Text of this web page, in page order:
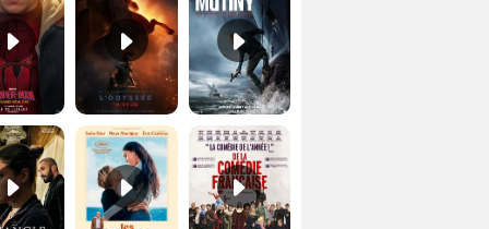
Les Matins merveilleux Bande-annonce VF De la Comédie-Française Teaser VF